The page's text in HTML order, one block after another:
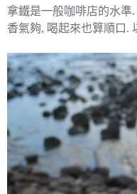
拿鐵是一般咖啡店的水準
香氣夠, 喝起來也算順口.